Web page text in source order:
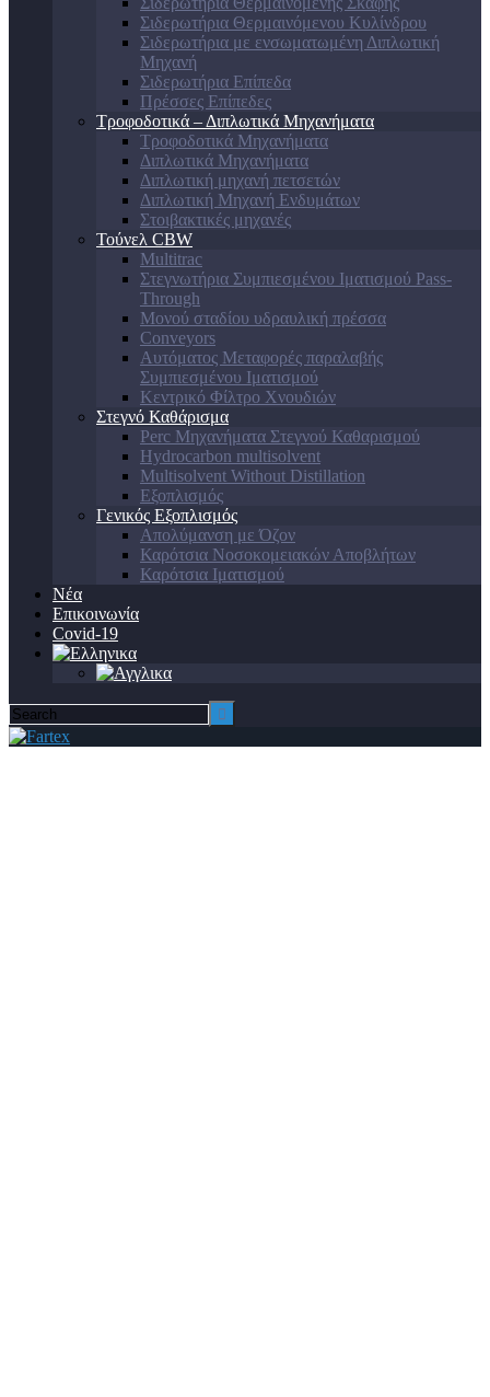
Σιδερωτήρια Θερμαινόμενου Κυλίνδρου
Σιδερωτήρια με ενσωματωμένη Διπλωτική
Μηχανή
Σιδερωτήρια Επίπεδα
Πρέσσες Επίπεδες
Τροφοδοτικά – Διπλωτικά Μηχανήματα
Τροφοδοτικά Μηχανήματα
Διπλωτικά Μηχανήματα
Διπλωτική μηχανή πετσετών
Διπλωτική Μηχανή Ενδυμάτων
Στοιβακτικές μηχανές
Τούνελ CBW
Multitrac
Στεγνωτήρια Συμπιεσμένου Ιματισμού Pass-
Through
Μονού σταδίου υδραυλική πρέσσα
Conveyors
Αυτόματος Μεταφορές παραλαβής
Συμπιεσμένου Ιματισμού
Κεντρικό Φίλτρο Χνουδιών
Στεγνό Καθάρισμα
Perc Μηχανήματα Στεγνού Καθαρισμού
Hydrocarbon multisolvent
Multisolvent Without Distillation
Εξοπλισμός
Γενικός Εξοπλισμός
Απολύμανση με Όζον
Καρότσια Νοσοκομειακών Αποβλήτων
Καρότσια Ιματισμού
Νέα
Επικοινωνία
Covid-19